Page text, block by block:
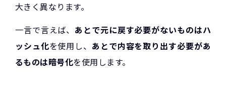
大きく異なります。
一言で言えば、 あとで元に戻す必要がないものはハ
ッシュ化を使用し、 あとで内容を取り出す必要があ
るものは暗号化を使用します。